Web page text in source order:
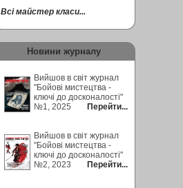
Всі майстер класи...
Новини журналу
Вийшов в світ журнал
"Бойові мистецтва -
ключі до досконалості"
№1, 2025
Перейти...
Вийшов в світ журнал
"Бойові мистецтва -
ключі до досконалості"
№2, 2023
Перейти...